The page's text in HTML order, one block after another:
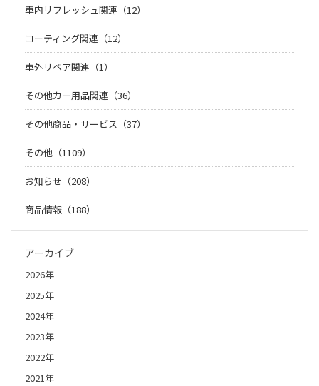
車内リフレッシュ関連（12）
コーティング関連（12）
車外リペア関連（1）
その他カー用品関連（36）
その他商品・サービス（37）
その他（1109）
お知らせ（208）
商品情報（188）
アーカイブ
2026年
2025年
2024年
2023年
2022年
2021年